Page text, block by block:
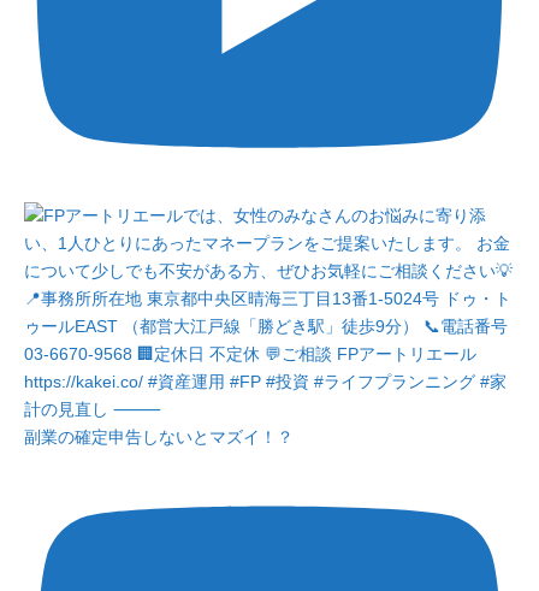
副業の確定申告しないとマズイ！？